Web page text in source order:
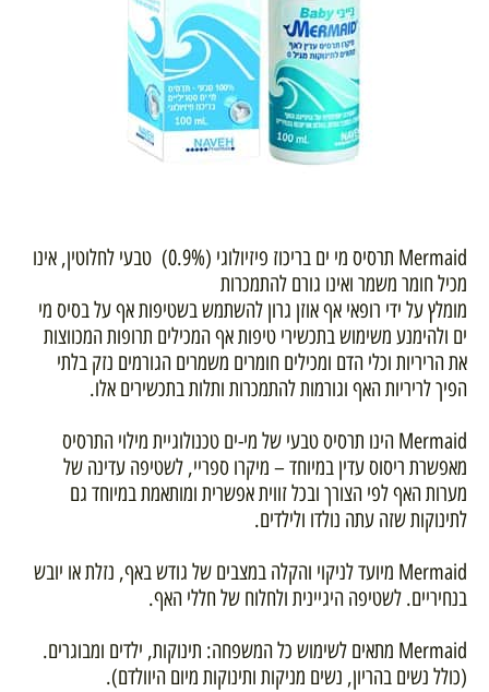
Mermaid תרסיס מי ים בריכוז פיזיולוגי (0.9%) טבעי לחלוטין, אינו
מכיל חומר משמר ואינו גורם להתמכרות
מומלץ על ידי רופאי אף אוזן גרון להשתמש בשטיפות אף על בסיס מי
ים ולהימנע משימוש בתכשירי טיפות אף המכילים תרופות המכווצות
את הריריות וכלי הדם ומכילים חומרים משמרים הגורמים נזק בלתי
הפיך לריריות האף וגורמות להתמכרות ותלות בתכשירים אלו.
Mermaid הינו תרסיס טבעי של מי-ים טכנולוגיית מילוי התרסיס
מאפשרת ריסוס עדין במיוחד – מיקרו ספריי, לשטיפה עדינה של
מערות האף לפי הצורך ובכל זווית אפשרית ומותאמת במיוחד גם
לתינוקות שזה עתה נולדו ולילדים.
Mermaid מיועד לניקוי והקלה במצבים של גודש באף, נזלת או יובש
בנחיריים. לשטיפה היגיינית ולחלוח של חללי האף.
Mermaid מתאים לשימוש כל המשפחה: תינוקות, ילדים ומבוגרים.
(כולל נשים בהריון, נשים מניקות ותינוקות מיום היוולדם).